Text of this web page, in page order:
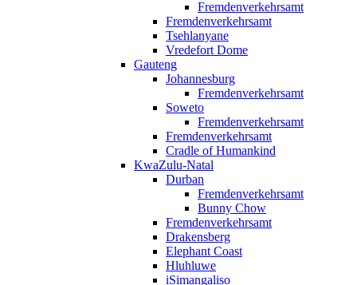
Fremdenverkehrsamt
Fremdenverkehrsamt
Tsehlanyane
Vredefort Dome
Gauteng
Johannesburg
Fremdenverkehrsamt
Soweto
Fremdenverkehrsamt
Fremdenverkehrsamt
Cradle of Humankind
KwaZulu-Natal
Durban
Fremdenverkehrsamt
Bunny Chow
Fremdenverkehrsamt
Drakensberg
Elephant Coast
Hluhluwe
iSimangaliso